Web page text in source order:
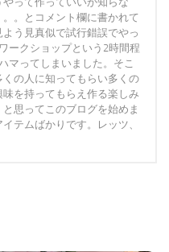
。とコメント欄に書かれて
う見真似で試行錯誤でやっ
ークショップという2時間程
マってしまいました。そこ
の人に知ってもらい多くの
味を持ってもらえ作る楽しみ
思ってこのブログを始めま
テムばかりです。レッツ、